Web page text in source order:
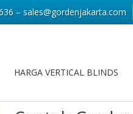
HARGA VERTICAL BLINDS
– sales@gordenjakarta.com